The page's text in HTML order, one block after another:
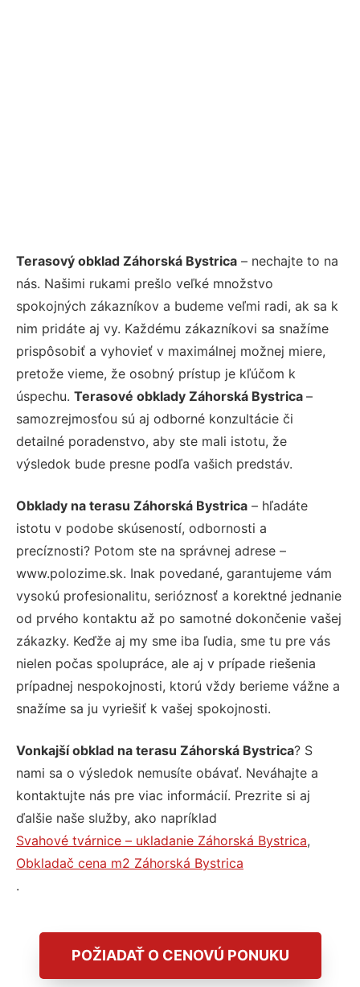
Terasový obklad Záhorská Bystrica – nechajte to na
nás. Našimi rukami prešlo veľké množstvo
spokojných zákazníkov a budeme veľmi radi, ak sa k
nim pridáte aj vy. Každému zákazníkovi sa snažíme
prispôsobiť a vyhovieť v maximálnej možnej miere,
pretože vieme, že osobný prístup je kľúčom k
úspechu. Terasové obklady Záhorská Bystrica –
samozrejmosťou sú aj odborné konzultácie či
detailné poradenstvo, aby ste mali istotu, že
výsledok bude presne podľa vašich predstáv.
Obklady na terasu Záhorská Bystrica – hľadáte
istotu v podobe skúseností, odbornosti a
precíznosti? Potom ste na správnej adrese –
www.polozime.sk. Inak povedané, garantujeme vám
vysokú profesionalitu, serióznosť a korektné jednanie
od prvého kontaktu až po samotné dokončenie vašej
zákazky. Keďže aj my sme iba ľudia, sme tu pre vás
nielen počas spolupráce, ale aj v prípade riešenia
prípadnej nespokojnosti, ktorú vždy berieme vážne a
snažíme sa ju vyriešiť k vašej spokojnosti.
Vonkajší obklad na terasu Záhorská Bystrica? S
nami sa o výsledok nemusíte obávať. Neváhajte a
kontaktujte nás pre viac informácií. Prezrite si aj
ďalšie naše služby, ako napríklad
Svahové tvárnice – ukladanie Záhorská Bystrica,
Obkladač cena m2 Záhorská Bystrica
.
POŽIADAŤ O CENOVÚ PONUKU